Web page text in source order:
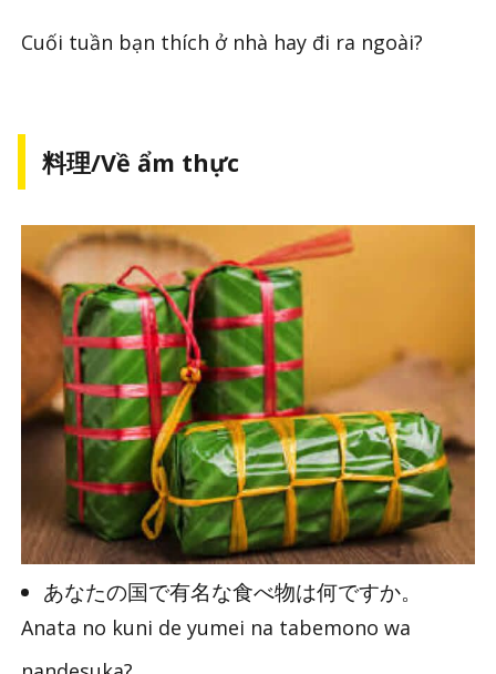
Cuối tuần bạn thích ở nhà hay đi ra ngoài?
料理/Về ẩm thực
あなたの国で有名な食べ物は何ですか。
Anata no kuni de yumei na tabemono wa